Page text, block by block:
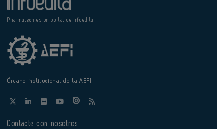
Pharmatech es un portal de Infoedita
Órgano institucional de la AEFI
Contacte con nosotros